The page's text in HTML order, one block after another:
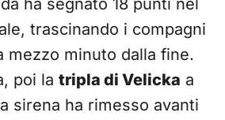
ha segnato 18 punti nel
trascinando i compagni
mezzo minuto dalla fine.
poi la tripla di Velicka a
sirena ha rimesso avanti